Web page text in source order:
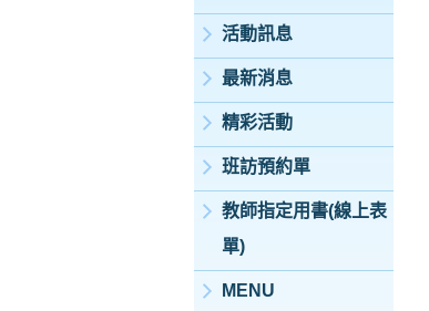
活動訊息
最新消息
精彩活動
班訪預約單
教師指定用書(線上表
單)
MENU